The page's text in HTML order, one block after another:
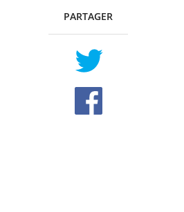
PARTAGER
TWITTER
FACEBOOK